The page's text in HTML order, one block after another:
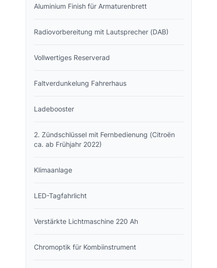
Aluminium Finish für Armaturenbrett
Radiovorbereitung mit Lautsprecher (DAB)
Vollwertiges Reserverad
Faltverdunkelung Fahrerhaus
Ladebooster
2. Zündschlüssel mit Fernbedienung (Citroën
ca. ab Frühjahr 2022)
Klimaanlage
LED-Tagfahrlicht
Verstärkte Lichtmaschine 220 Ah
Chromoptik für Kombiinstrument